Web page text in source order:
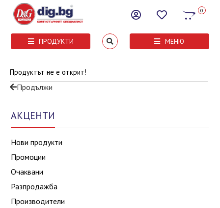
0
ПРОДУКТИ МЕНЮ
Продуктът не е открит!
Продължи
АКЦЕНТИ
Нови продукти
Промоции
Очаквани
Разпродажба
Производители